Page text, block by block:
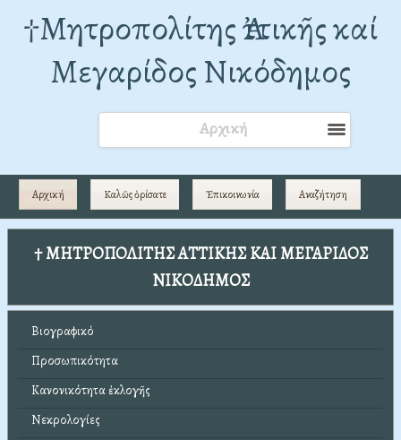
†Mητροπολίτης Ἀττικῆς καί
Μεγαρίδος Νικόδημος
Αρχική
Αρχική Καλῶς ὁρίσατε Ἐπικοινωνία Αναζήτηση
† ΜΗΤΡΟΠΟΛΙΤΗΣ ΑΤΤΙΚΗΣ ΚΑΙ ΜΕΓΑΡΙΔΟΣ
ΝΙΚΟΔΗΜΟΣ
Βιογραφικό
Προσωπικότητα
Κανονικότητα ἐκλογῆς
Νεκρολογίες